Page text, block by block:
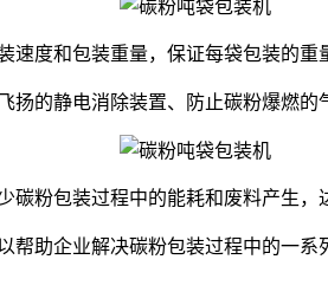
度和包装重量，保证每袋包装的重
的静电消除装置、防止碳粉爆燃的
粉包装过程中的能耗和废料产生，
助企业解决碳粉包装过程中的一